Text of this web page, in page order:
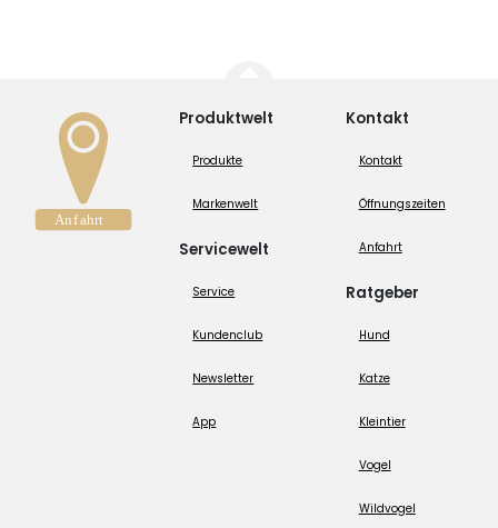
Produktwelt
Produkte
Markenwelt
Servicewelt
Service
Kundenclub
Newsletter
App
Kontakt
Kontakt
Öffnungszeiten
Anfahrt
Ratgeber
Hund
Katze
Kleintier
Vogel
Wildvogel